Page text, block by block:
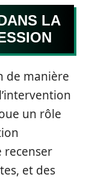
LA
de manière
un rôle
recenser
et des